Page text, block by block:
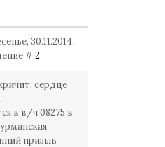
30.11.2014,
#2
сердце
в в/ч 08275 в
призыв